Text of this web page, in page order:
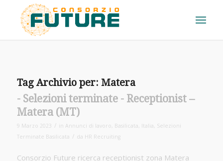
Tag Archivio per: Matera
Receptionist –
Matera (MT)
9 Marzo 2023 / in Annunci di lavoro Basilicata Italia Selezioni
Terminate Basilicata / da HR Recruiting
Consorzio Future ricerca receptionist zona Matera